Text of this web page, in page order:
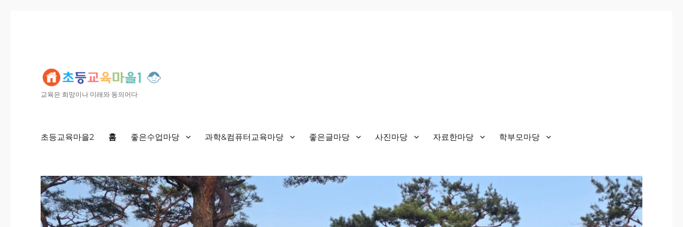
교육은 희망이나 미래와 동의어다
초등교육마을2 홈 좋은수업마당 과학&컴퓨터교육마당 좋은글마당 사진마당 자료한마당 학부모마당